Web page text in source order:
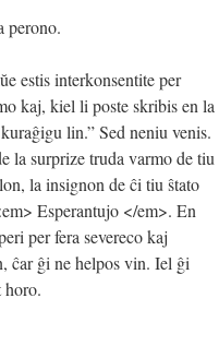
perono.
estis interkonsentite per
kaj, kiel li poste skribis en la
lin.” Sed neniu venis.
la surprize truda varmo de tiu
la insignon de ĉi tiu ŝtato
Esperantujo </em>. En
per fera severeco kaj
ĉar ĝi ne helpos vin. Iel ĝi
horo.